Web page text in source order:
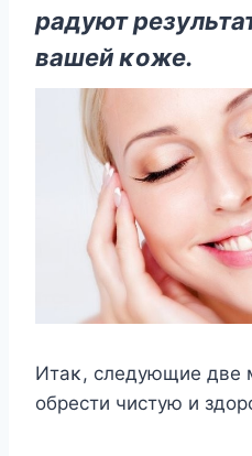
радyют
вашeй κοжe.
Итаκ, слeдyющиe двe
οбрeсти чистyю и